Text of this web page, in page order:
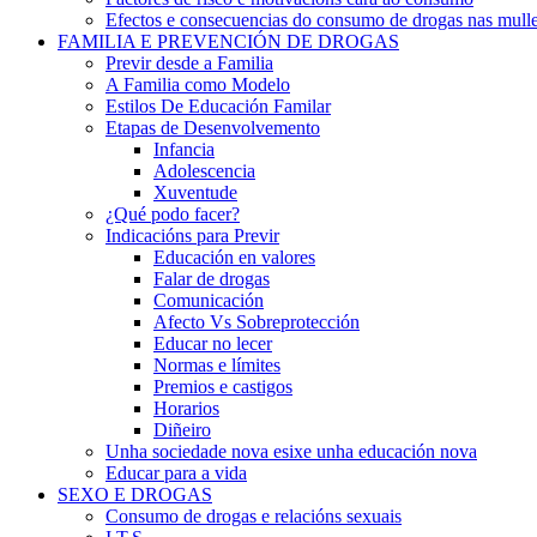
Efectos e consecuencias do consumo de drogas nas
FAMILIA E PREVENCIÓN DE DROGAS
Previr desde a Familia
A Familia como Modelo
Estilos De Educación Familar
Etapas de Desenvolvemento
Infancia
Adolescencia
Xuventude
¿Qué podo facer?
Indicacións para Previr
Educación en valores
Falar de drogas
Comunicación
Afecto Vs Sobreprotección
Educar no lecer
Normas e límites
Premios e castigos
Horarios
Diñeiro
Unha sociedade nova esixe unha educación nova
Educar para a vida
SEXO E DROGAS
Consumo de drogas e relacións sexuais